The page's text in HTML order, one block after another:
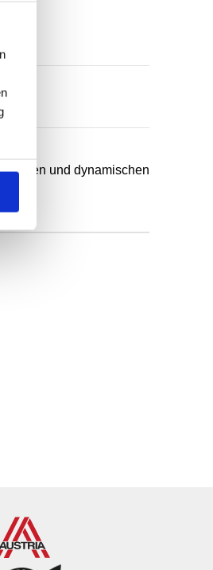
und dynamischen